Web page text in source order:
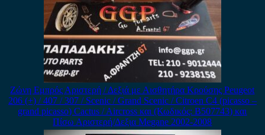
Ζώνη Εμπρός Αριστερή / Δεξιά με Αισθητήρα Κρούσης Peugeot
206 (+) / 407 / 307 / Scenic / Grand Scenic / Citroen C4 (picasso –
grand picasso) Cactus / Aircross και (Κωδικός: B507743) και
Πίσω Αριστερή/Δεξια Megane 2002-2008